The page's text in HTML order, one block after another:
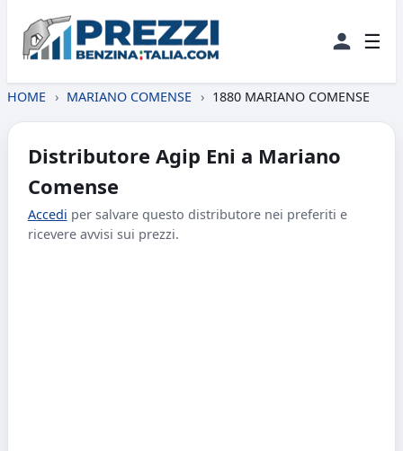
☰
HOME › MARIANO COMENSE › 1880 MARIANO COMENSE
Distributore Agip Eni a Mariano
Comense
Accedi per salvare questo distributore nei preferiti e
ricevere avvisi sui prezzi.